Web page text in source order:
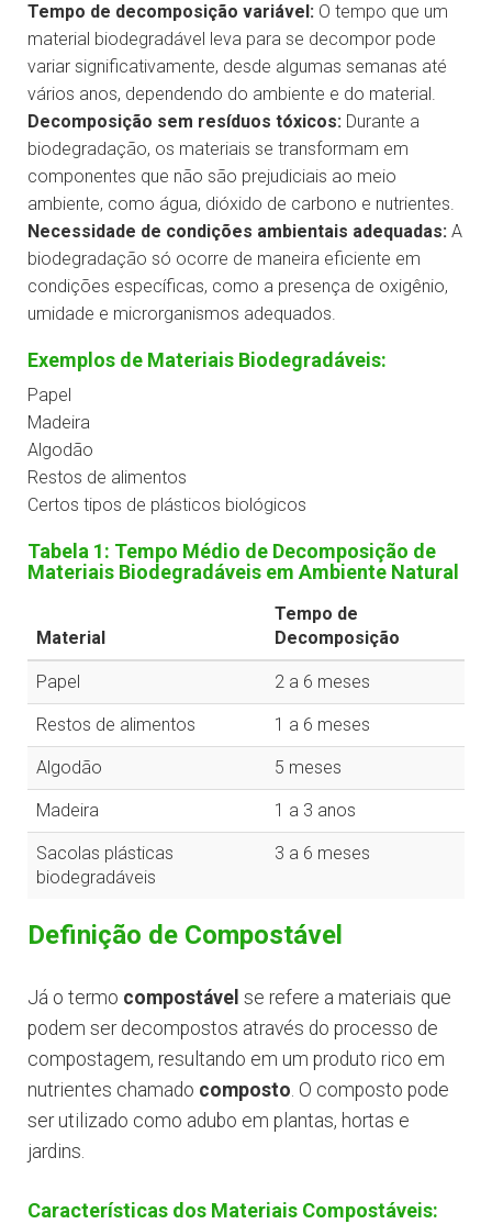
Tempo de decomposição variável: O tempo que um
material biodegradável leva para se decompor pode
variar significativamente, desde algumas semanas até
vários anos, dependendo do ambiente e do material.
Decomposição sem resíduos tóxicos: Durante a
biodegradação, os materiais se transformam em
componentes que não são prejudiciais ao meio
ambiente, como água, dióxido de carbono e nutrientes.
Necessidade de condições ambientais adequadas: A
biodegradação só ocorre de maneira eficiente em
condições específicas, como a presença de oxigênio,
umidade e microrganismos adequados.
Exemplos de Materiais Biodegradáveis:
Papel
Madeira
Algodão
Restos de alimentos
Certos tipos de plásticos biológicos
Tabela 1: Tempo Médio de Decomposição de
Materiais Biodegradáveis em Ambiente Natural
Material
Tempo de
Decomposição
Papel 2 a 6 meses
Restos de alimentos 1 a 6 meses
Algodão 5 meses
Madeira 1 a 3 anos
Sacolas plásticas
biodegradáveis
3 a 6 meses
Definição de Compostável
Já o termo compostável se refere a materiais que
podem ser decompostos através do processo de
compostagem, resultando em um produto rico em
nutrientes chamado composto. O composto pode
ser utilizado como adubo em plantas, hortas e
jardins.
Características dos Materiais Compostáveis: